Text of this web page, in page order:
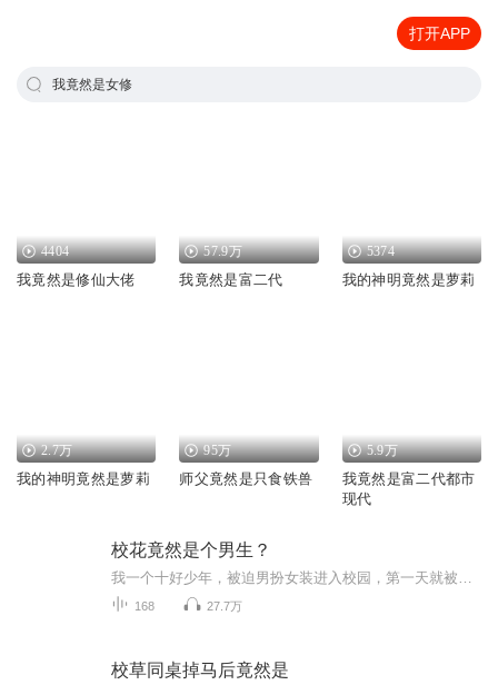
打开APP
我竟然是女修
4404
我竟然是修仙大佬
57.9万
我竟然是富二代
5374
我的神明竟然是萝莉
2.7万
我的神明竟然是萝莉
95万
师父竟然是只食铁兽
5.9万
我竟然是富二代都市
现代
校花竟然是个男生？
168 27.7万
校草同桌掉马后竟然是